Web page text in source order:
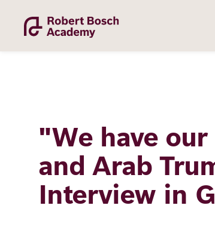
content
Academy
Fellowship
"We have
and Arab
Interview in